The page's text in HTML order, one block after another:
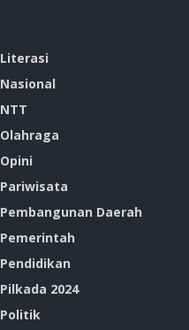
Literasi
Nasional
NTT
Olahraga
Opini
Pariwisata
Pembangunan Daerah
Pemerintah
Pendidikan
Pilkada 2024
Politik